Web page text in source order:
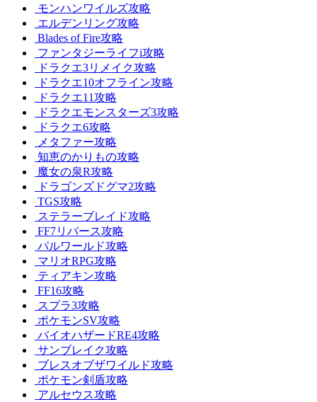
モンハンワイルズ攻略
エルデンリング攻略
Blades of Fire攻略
ファンタジーライフi攻略
ドラクエ3リメイク攻略
ドラクエ10オフライン攻略
ドラクエ11攻略
ドラクエモンスターズ3攻略
ドラクエ6攻略
メタファー攻略
知恵のかりもの攻略
魔女の泉R攻略
ドラゴンズドグマ2攻略
TGS攻略
ステラーブレイド攻略
FF7リバース攻略
パルワールド攻略
マリオRPG攻略
ティアキン攻略
FF16攻略
スプラ3攻略
ポケモンSV攻略
バイオハザードRE4攻略
サンブレイク攻略
ブレスオブザワイルド攻略
ポケモン剣盾攻略
アルセウス攻略